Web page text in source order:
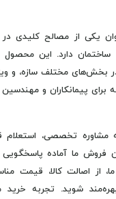
یکی از مصالح کلیدی در
دارد. این محصول
بخش‌های مختلف سازه، و
برای پیمانکاران و
مشاوره تخصصی، استعلام
فروش ما آماده
از اصالت کالا، قیمت
شوید. تجربه خرید